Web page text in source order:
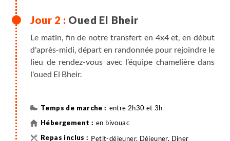
Oued El Bheir
Le matin, fin de notre transfert en 4x4 et, en début
d'après-midi, départ en randonnée pour rejoindre le
lieu de rendez-vous avec l’équipe chamelière dans
l'oued El Bheir.
entre 2h30 et 3h
en bivouac
Petit-déjeuner, Déjeuner, Diner